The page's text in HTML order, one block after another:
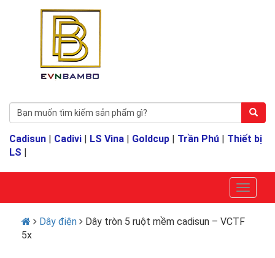
Cadisun | Cadivi | LS Vina | Goldcup | Trần Phú | Thiết bị
LS |
Dây điện
Dây tròn 5 ruột mềm cadisun – VCTF
5x